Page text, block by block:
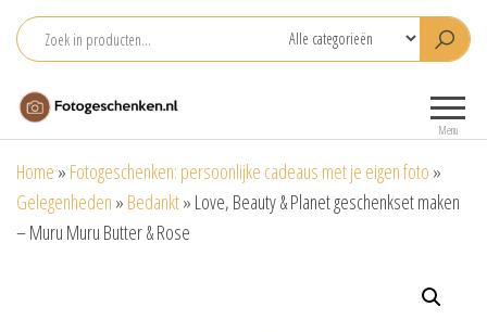
naar
inhoud
voor je foto
Menu
Home » Fotogeschenken: persoonlijke cadeaus met je eigen foto »
Gelegenheden » Bedankt» Love, Beauty & Planet geschenkset maken
– Muru Muru Butter & Rose